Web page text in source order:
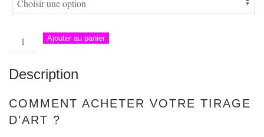
quantité
de
Passe-
Partout
–
Congrès
Ajouter au panier
Description
COMMENT ACHETER VOTRE TIRAGE
D’ART ?